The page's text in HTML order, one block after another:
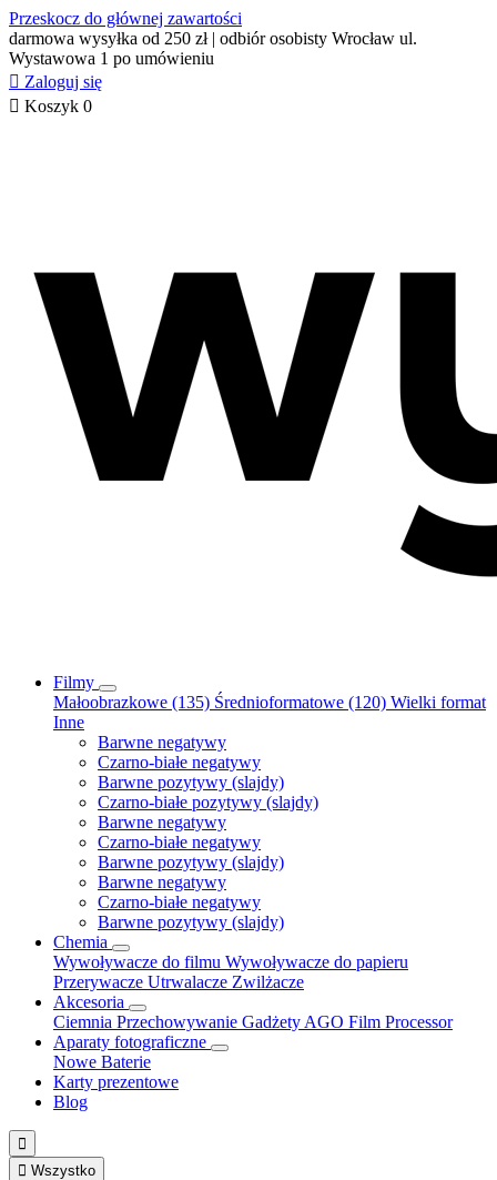
Przeskocz do głównej zawartości
darmowa wysyłka od 250 zł | odbiór osobisty Wrocław ul.
Wystawowa 1 po umówieniu
 Zaloguj się
 Koszyk 0
Filmy
Małoobrazkowe (135) Średnioformatowe (120) Wielki format
Inne
Barwne negatywy
Czarno-białe negatywy
Barwne pozytywy (slajdy)
Czarno-białe pozytywy (slajdy)
Barwne negatywy
Czarno-białe negatywy
Barwne pozytywy (slajdy)
Barwne negatywy
Czarno-białe negatywy
Barwne pozytywy (slajdy)
Chemia
Wywoływacze do filmu Wywoływacze do papieru
Przerywacze Utrwalacze Zwilżacze
Akcesoria
Ciemnia Przechowywanie Gadżety AGO Film Processor
Aparaty fotograficzne
Nowe Baterie
Karty prezentowe
Blog

 Wszystko